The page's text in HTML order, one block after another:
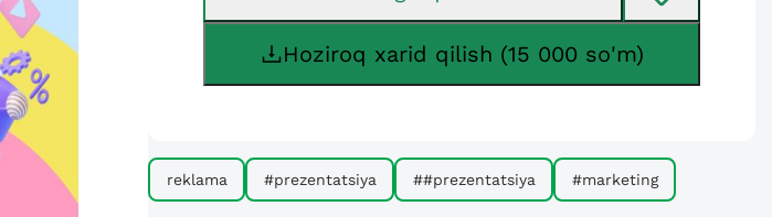
Hoziroq xarid qilish (15 000 so'm)
reklama #prezentatsiya ##prezentatsiya #marketing